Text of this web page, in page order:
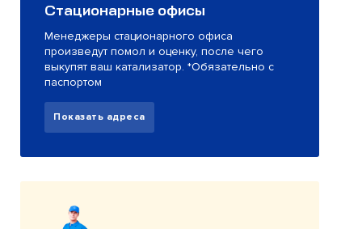
Стационарные офисы
Менеджеры стационарного офиса
произведут помол и оценку, после чего
выкупят ваш катализатор. *Обязательно с
паспортом
Показать адреса